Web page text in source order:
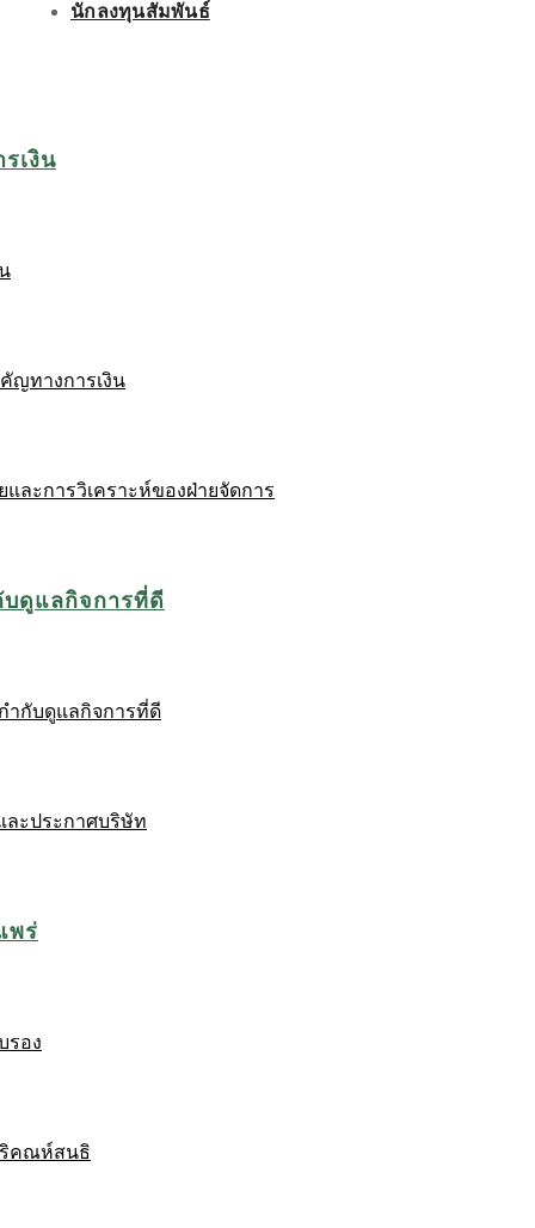
นักลงทุนสัมพันธ์
เงิน
ญทางการเงิน
และการวิเคราะห์ของฝ่ายจัดการ
ดูแลกิจการที่ดี
ำกับดูแลกิจการที่ดี
ละประกาศบริษัท
พร่
รอง
คณห์สนธิ